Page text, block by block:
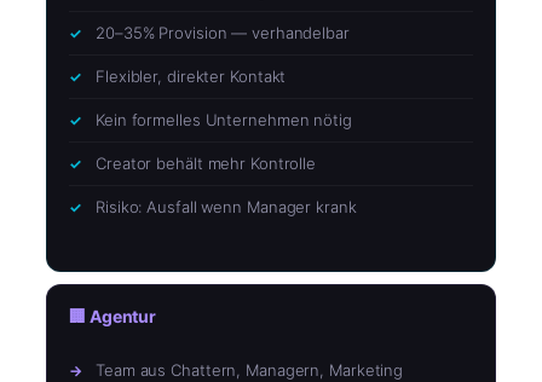
20–35% Provision — verhandelbar
Flexibler, direkter Kontakt
Kein formelles Unternehmen nötig
Creator behält mehr Kontrolle
Risiko: Ausfall wenn Manager krank
🏢 Agentur
Team aus Chattern, Managern, Marketing